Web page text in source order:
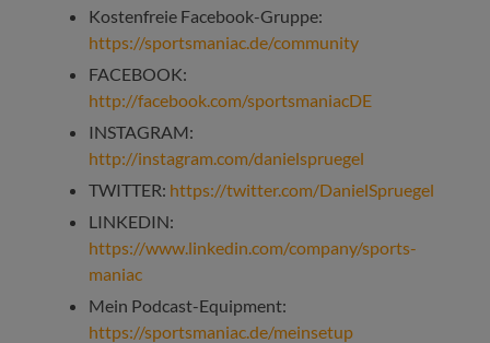
Kostenfreie Facebook-Gruppe:
https://sportsmaniac.de/community
FACEBOOK:
http://facebook.com/sportsmaniacDE
INSTAGRAM:
http://instagram.com/danielspruegel
TWITTER: https://twitter.com/DanielSpruegel
LINKEDIN:
https://www.linkedin.com/company/sports-
maniac
Mein Podcast-Equipment:
https://sportsmaniac.de/meinsetup